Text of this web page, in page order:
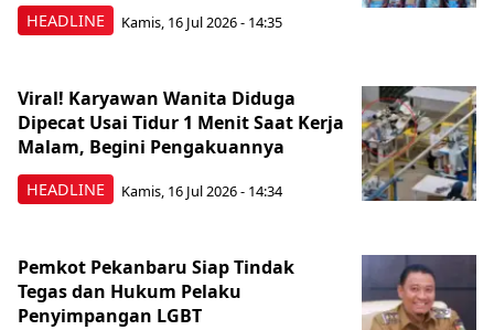
HEADLINE Kamis, 16 Jul 2026 - 14:35
HEADLINE
Viral! Karyawan Wanita Diduga
Dipecat Usai Tidur 1 Menit Saat Kerja
Malam, Begini Pengakuannya
Kamis, 16 Jul 2026 - 14:34
Pemkot Pekanbaru Siap Tindak
Tegas dan Hukum Pelaku
Penyimpangan LGBT